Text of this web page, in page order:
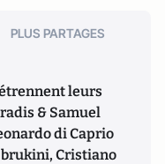
PLUS PARTAGES
leurs
& Samuel
di Caprio
Cristiano